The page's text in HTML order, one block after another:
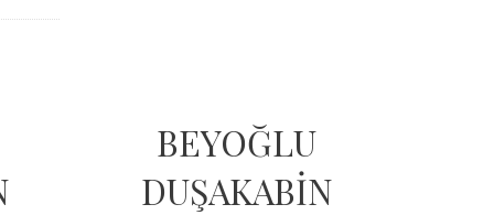
BEYOĞLU
DUŞAKABİN